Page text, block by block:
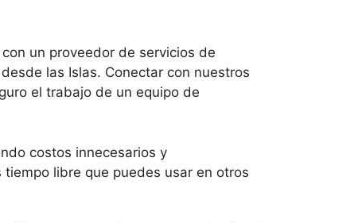
un proveedor de servicios de
las Islas. Conectar con nuestros
el trabajo de un equipo de
costos innecesarios y
libre que puedes usar en otros